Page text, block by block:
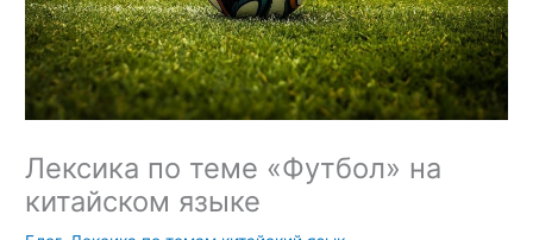
Лексика по теме «Футбол» на
китайском языке